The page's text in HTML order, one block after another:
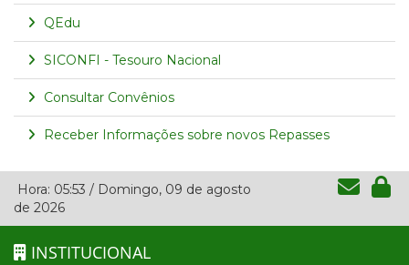
QEdu
SICONFI - Tesouro Nacional
Consultar Convênios
Receber Informações sobre novos Repasses
Hora: 05:53 / Domingo, 09 de agosto
de 2026
INSTITUCIONAL